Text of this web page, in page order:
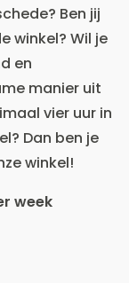
Ben jij
winkel? Wil je
en
manier uit
vier uur in
Dan ben je
winkel!
week